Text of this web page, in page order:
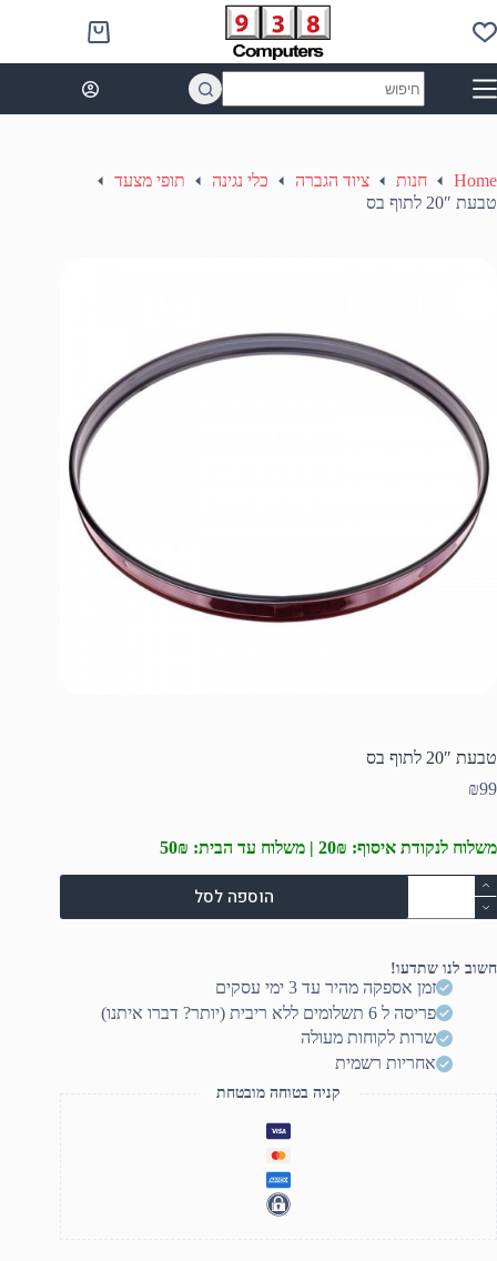
to
content
Shopping
cart
results
Home חנות ציוד הגברה כלי נגינה
תופי מצעד
טבעת 20″ לתוף בס
טבעת 20″ לתוף בס
₪99
משלוח לנקודת איסוף: 20₪ | משלוח עד הבית: 50₪
כמות
של
טבעת
בס
הוספה לסל
חשוב לנו שתדעו!
זמן אספקה מהיר עד 3 ימי עסקים
פריסה ל 6 תשלומים ללא ריבית (יותר? דברו איתנו)
שרות לקוחות מעולה
אחריות רשמית
קניה בטוחה מובטחת